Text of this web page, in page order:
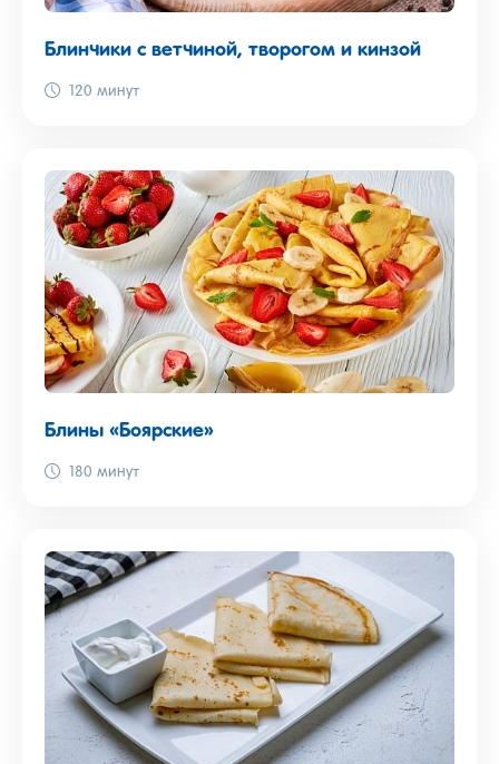
Блинчики с ветчиной, творогом и кинзой
120 минут
Блины «Боярские»
180 минут